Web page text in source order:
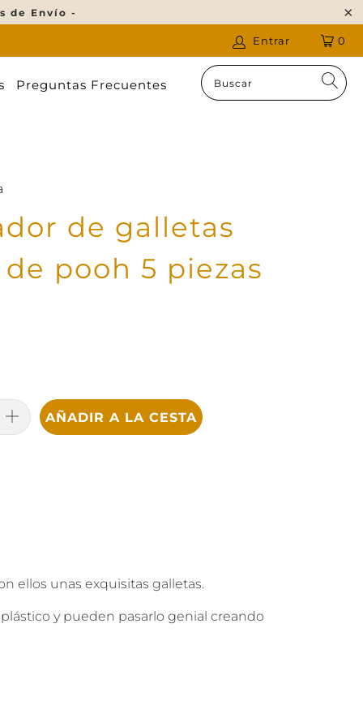
de Envío -
0
Entrar
Preguntas Frecuentes
de galletas
pooh 5 piezas
AÑADIR A LA CESTA
ellos unas exquisitas galletas.
y pueden pasarlo genial creando